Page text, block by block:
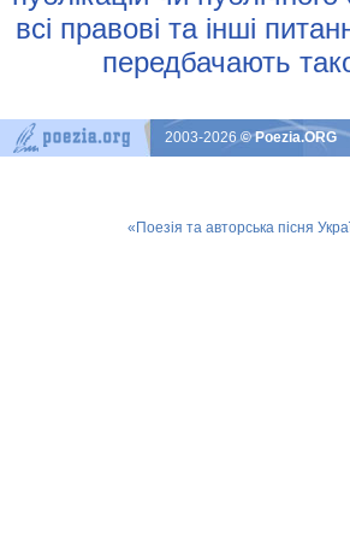
всi правовi та iншi
передбачають
2003-2026© Poezia.ORG
«Поезія та авторська пісня